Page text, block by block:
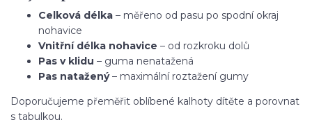
Celková délka – měřeno od pasu po spodní okraj
nohavice
Vnitřní délka nohavice – od rozkroku dolů
Pas v klidu – guma nenatažená
Pas natažený– maximální roztažení gumy
Doporučujeme přeměřit oblíbené kalhoty dítěte a porovnat
s tabulkou.